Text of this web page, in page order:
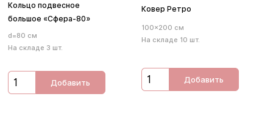
Кольцо подвесное
большое «Сфера-80»
d=80 см
На складе 3 шт.
Добавить
Ковер Ретро
100×200 см
На складе 10 шт.
Добавить